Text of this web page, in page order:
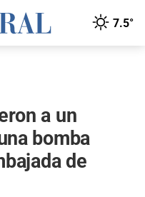
7.5°
a un
bomba
de